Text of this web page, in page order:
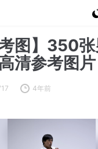
考图】350
清参考图片
4年前